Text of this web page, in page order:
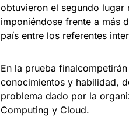
obtuvieron el segundo lugar
imponiéndose frente a más
país entre los referentes
En la prueba
conocimientos y habilidad,
problema dado por la
Computing y Cloud.